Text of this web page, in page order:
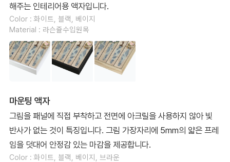
해주는 인테리어용 액자입니다.
Color : 화이트, 블랙, 베이지
Material : 라슨쥴수입원목
마운팅 액자
그림을 패널에 직접 부착하고 전면에 아크릴을 사용하지 않아 빛
반사가 없는 것이 특징입니다. 그림 가장자리에 5mm의 얇은 프레
임을 덧대어 안정감 있는 마감을 제공합니다.
Color : 화이트, 블랙, 베이지, 브라운